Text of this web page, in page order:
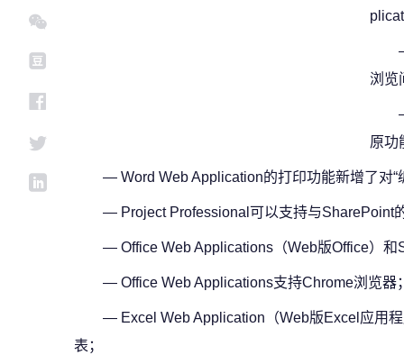
浏览
原功
— Word Web Application的打印功能新增了对“
— Project Professional可以支持与SharePoint
— Office Web Applications（Web版Office）和
— Office Web Applications支持Chrome浏览器
— Excel Web Application（Web版Excel应用
表；